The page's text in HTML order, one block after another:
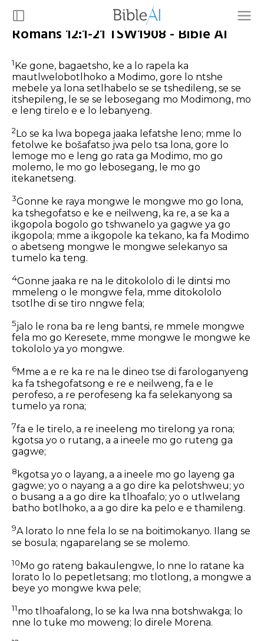
Romans 12:1-21 TSW1908 - Bible AI
1Ke gone, bagaetsho, ke a lo rapela ka
mautlwelobotlhoko a Modimo, gore lo ntshe
mebele ya lona setlhabelo se se tshedileng, se se
itshepileng, le se se lebosegang mo Modimong, mo
e leng tirelo e e lo lebanyeng.
2 Lo se ka lwa bopega jaaka lefatshe leno; mme lo
fetolwe ke bošafatso jwa pelo tsa lona, gore lo
lemoge mo e leng go rata ga Modimo, mo go
molemo, le mo go lebosegang, le mo go
itekanetseng.
3Gonne ke raya mongwe le mongwe mo go lona,
ka tshegofatso e ke e neilweng, ka re, a se ka a
ikgopola bogolo go tshwanelo ya gagwe ya go
ikgopola; mme a ikgopole ka tekano, ka fa Modimo
o abetseng mongwe le mongwe selekanyo sa
tumelo ka teng.
4Gonne jaaka re na le ditokololo di le dintsi mo
mmeleng o le mongwe fela, mme ditokololo
tsotlhe di se tiro nngwe fela;
5jalo le rona ba re leng bantsi, re mmele mongwe
fela mo go Keresete, mme mongwe le mongwe ke
tokololo ya yo mongwe.
6Mme a e re ka re na le dineo tse di farologanyeng
ka fa tshegofatsong e re e neilweng, fa e le
perofeso, a re perofeseng ka fa selekanyong sa
tumelo ya rona;
7fa e le tirelo, a re ineeleng mo tirelong ya rona;
kgotsa yo o rutang, a a ineele mo go ruteng ga
gagwe;
8 kgotsa yo o layang, a a ineele mo go layeng ga
gagwe; yo o nayang a a go dire ka pelotshweu; yo
o busang a a go dire ka tlhoafalo; yo o utlwelang
batho botlhoko, a a go dire ka pelo e e thamileng.
9A lorato lo nne fela lo se na boitimokanyo. Ilang se
se bosula; ngaparelang se se molemo.
10Mo go rateng bakaulengwe, lo nne lo ratane ka
lorato lo lo pepetletsang; mo tlotlong, a mongwe a
beye yo mongwe kwa pele;
11mo tlhoafalong, lo se ka lwa nna botshwakga; lo
nne lo tuke mo moweng; lo direle Morena.